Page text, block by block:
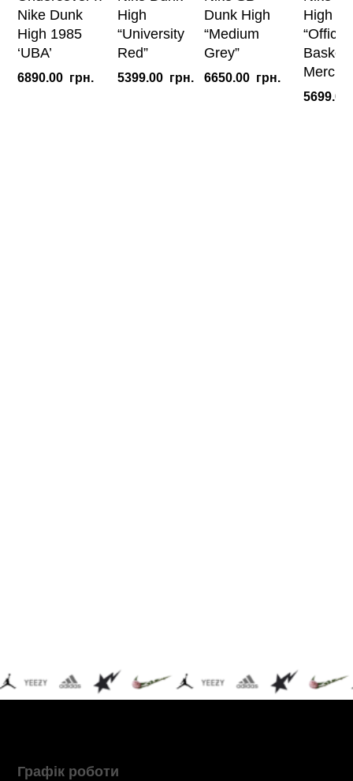
Nike Dunk
High 1985
‘UBA’
6890.00 грн.
High
“University
Red”
5399.00 грн.
Dunk High
“Medium
Grey”
6650.00 грн.
High
“Official
5699.00
Графік роботи